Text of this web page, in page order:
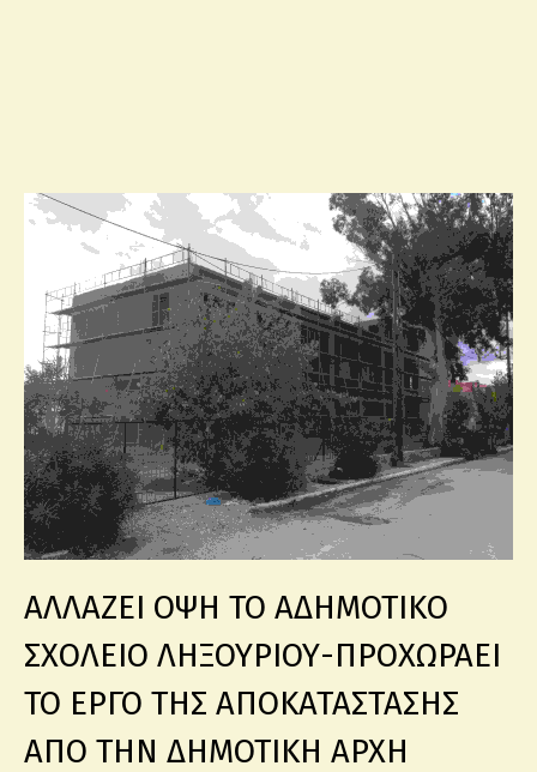
ΑΛΛΑΖΕΙ ΟΨΗ ΤΟ Α΄ΔΗΜΟΤΙΚΟ
ΣΧΟΛΕΙΟ ΛΗΞΟΥΡΙΟΥ-ΠΡΟΧΩΡΑΕΙ
ΤΟ ΕΡΓΟ ΤΗΣ ΑΠΟΚΑΤΑΣΤΑΣΗΣ
ΑΠΟ ΤΗΝ ΔΗΜΟΤΙΚΗ ΑΡΧΗ